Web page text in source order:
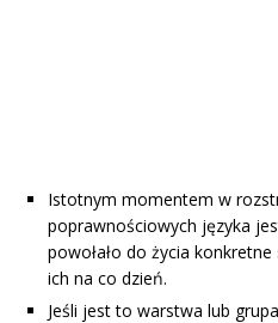
Istotnym momentem w
poprawnościowych języka
powołało do życia
ich na co dzień.
Jeśli jest to warstwa lub